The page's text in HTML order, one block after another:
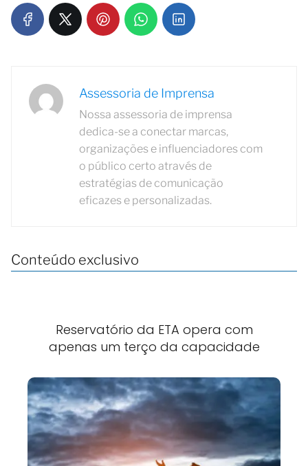
Assessoria de Imprensa
Nossa assessoria de imprensa
dedica-se a conectar marcas,
organizações e influenciadores com
o público certo através de
estratégias de comunicação
eficazes e personalizadas.
Conteúdo exclusivo
Reservatório da ETA opera com
apenas um terço da capacidade